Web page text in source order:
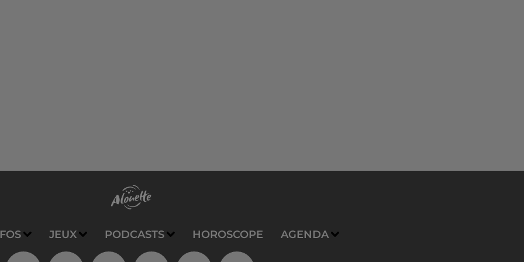
JEUX PODCASTS HOROSCOPE AGENDA